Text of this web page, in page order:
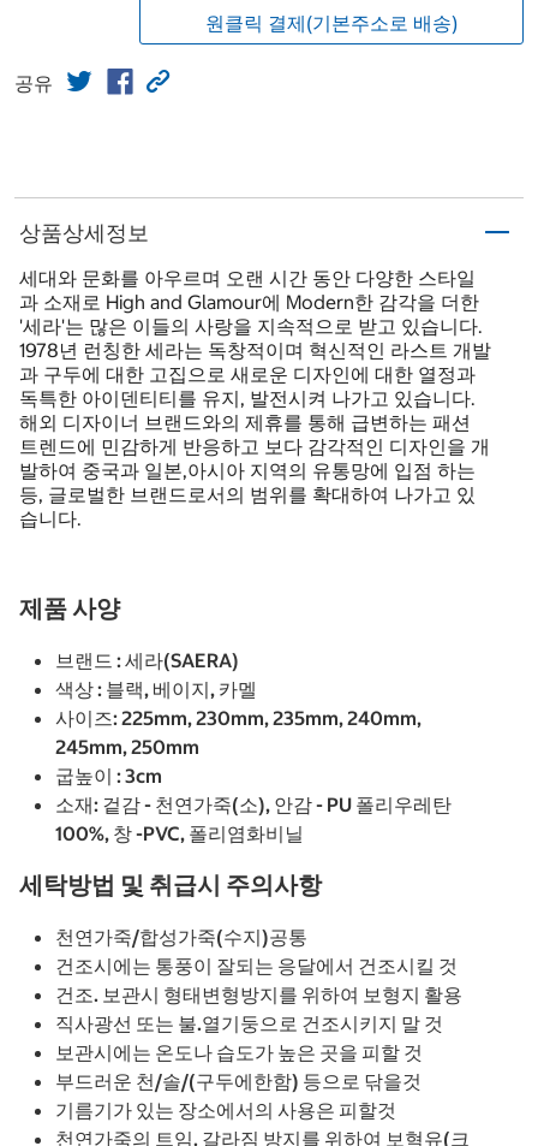
원클릭 결제(기본주소로 배송)
공유
상품상세정보
세대와 문화를 아우르며 오랜 시간 동안 다양한 스타일
과 소재로 High and Glamour에 Modern한 감각을 더한
'세라'는 많은 이들의 사랑을 지속적으로 받고 있습니다.
1978년 런칭한 세라는 독창적이며 혁신적인 라스트 개발
과 구두에 대한 고집으로 새로운 디자인에 대한 열정과
독특한 아이덴티티를 유지, 발전시켜 나가고 있습니다.
해외 디자이너 브랜드와의 제휴를 통해 급변하는 패션
트렌드에 민감하게 반응하고 보다 감각적인 디자인을 개
발하여 중국과 일본,아시아 지역의 유통망에 입점 하는
등, 글로벌한 브랜드로서의 범위를 확대하여 나가고 있
습니다.
제품 사양
브랜드 : 세라(SAERA)
색상 : 블랙, 베이지, 카멜
사이즈: 225mm, 230mm, 235mm, 240mm,
245mm, 250mm
굽높이 : 3cm
소재: 겉감 - 천연가죽(소), 안감 - PU 폴리우레탄
100%, 창 -PVC, 폴리염화비닐
세탁방법 및 취급시 주의사항
천연가죽/합성가죽(수지)공통
건조시에는 통풍이 잘되는 응달에서 건조시킬 것
건조. 보관시 형태변형방지를 위하여 보형지 활용
직사광선 또는 불.열기둥으로 건조시키지 말 것
보관시에는 온도나 습도가 높은 곳을 피할 것
부드러운 천/솔/(구두에한함) 등으로 닦을것
기름기가 있는 장소에서의 사용은 피할것
천연가죽의 트임. 갈라짐 방지를 위하여 보혁유(크